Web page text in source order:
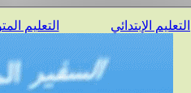
التعليم الإبتدائي التعليم